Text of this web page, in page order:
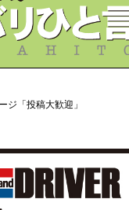
ジ「投稿大歓迎」